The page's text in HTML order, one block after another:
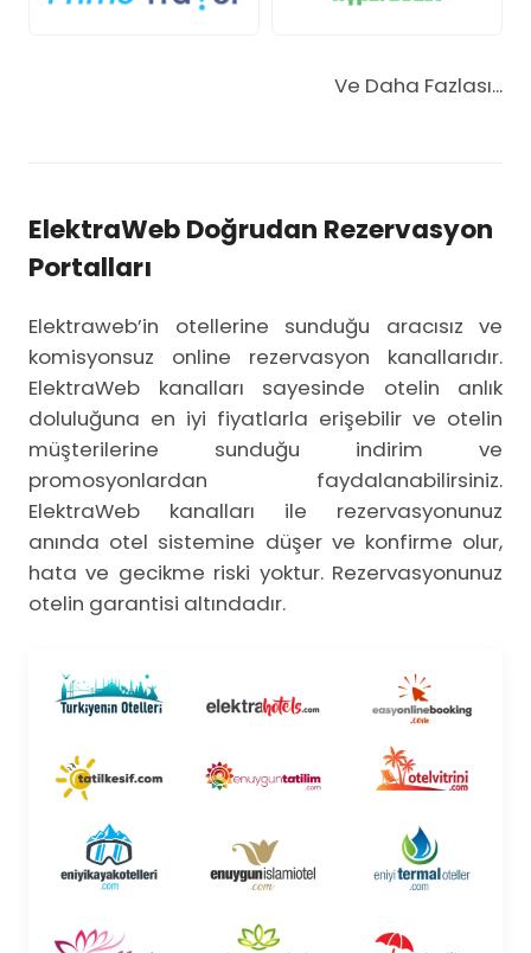
Ve Daha Fazlası...
ElektraWeb Doğrudan Rezervasyon
Portalları
Elektraweb’in otellerine sunduğu aracısız ve
komisyonsuz online rezervasyon kanallarıdır.
ElektraWeb kanalları sayesinde otelin anlık
doluluğuna en iyi fiyatlarla erişebilir ve otelin
müşterilerine sunduğu indirim ve
promosyonlardan faydalanabilirsiniz.
ElektraWeb kanalları ile rezervasyonunuz
anında otel sistemine düşer ve konfirme olur,
hata ve gecikme riski yoktur. Rezervasyonunuz
otelin garantisi altındadır.